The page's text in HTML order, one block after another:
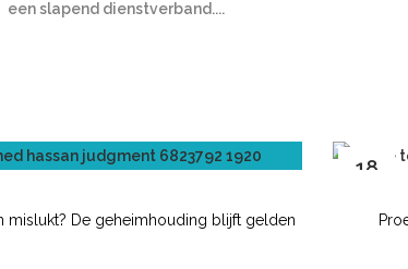
een slapend dienstverband....
mislukt? De geheimhouding blijft gelden
18